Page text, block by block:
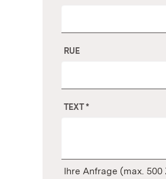
RUE
TEXT*
Ihre Anfrage (max. 500